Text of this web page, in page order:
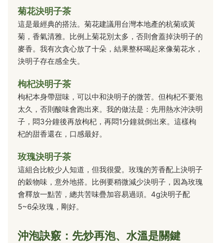
菊花決明子茶
這是最經典的搭法。菊花建議用台灣本地產的杭菊或黃
菊，香氣清雅。比例上菊花別太多，否則會蓋掉決明子的
麥香。我有次貪心放了十朵，結果整杯喝起來像菊花水，
決明子存在感全失。
枸杞決明子茶
枸杞本身帶甜味，可以中和決明子的微苦。但枸杞不要泡
太久，否則酸味會跑出來。我的做法是：先用熱水沖決明
子，悶3分鐘後再放枸杞，再悶1分鐘就倒出來。這樣枸
杞的甜香還在，口感最好。
玫瑰決明子茶
這組合比較少人知道，但我很愛。玫瑰的芳香配上決明子
的穀物味，意外地搭。比例要稍微減少決明子，因為玫瑰
會釋放一點苦，總共苦味疊加容易過頭。4g決明子配
5~6朵玫瑰，剛好。
沖泡訣竅：先炒再泡、水溫是關鍵